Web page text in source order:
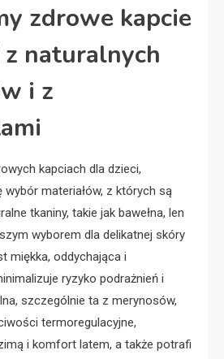
zdrowe kapcie
naturalnych
i z
kapciach dla dzieci,
materiałów, z których są
tkaniny, takie jak bawełna, len
wyborem dla delikatnej skóry
miękka, oddychająca i
ryzyko podrażnień i
szczególnie ta z merynosów,
termoregulacyjne,
i komfort latem, a także potrafi